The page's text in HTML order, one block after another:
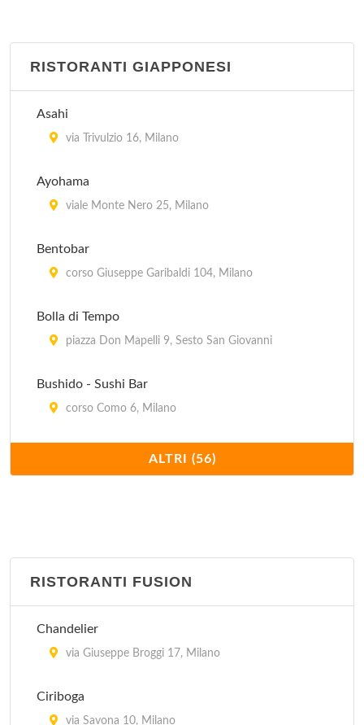
Punjab
Rangoli
Sarla
Serendib
RISTORANTI GIAPPONESI
Asahi
via Trivulzio 16, Milano
Ayohama
viale Monte Nero 25, Milano
Bentobar
corso Giuseppe Garibaldi 104, Milano
Bolla di Tempo
piazza Don Mapelli 9, Sesto San Giovanni
Bushido - Sushi Bar
corso Como 6, Milano
Compagnia generale dei viaggiatori, naviganti e
Finger's
via San Gerolamo Emiliani 2, Milano
viale Montello 9, Milano
ALTRI (56)
RISTORANTI FUSION
Chandelier
via Giuseppe Broggi 17, Milano
Ciriboga
via Savona 10, Milano